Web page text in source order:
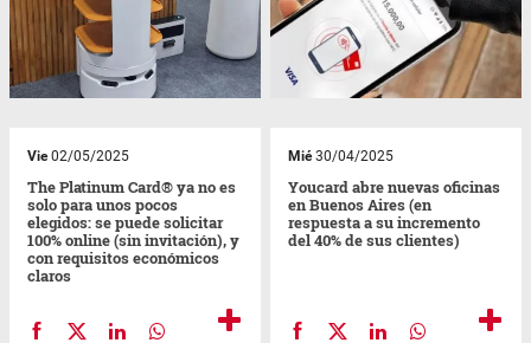
Vie02/05/2025
The Platinum Card® ya no es
solo para unos pocos
elegidos: se puede solicitar
100% online (sin invitación), y
con requisitos económicos
claros
Mié30/04/2025
Youcard abre nuevas oficinas
en Buenos Aires (en
respuesta a su incremento
del 40% de sus clientes)